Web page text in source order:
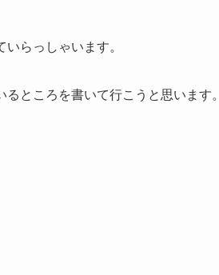
らっしゃいます。
ところを書いて行こうと思います。